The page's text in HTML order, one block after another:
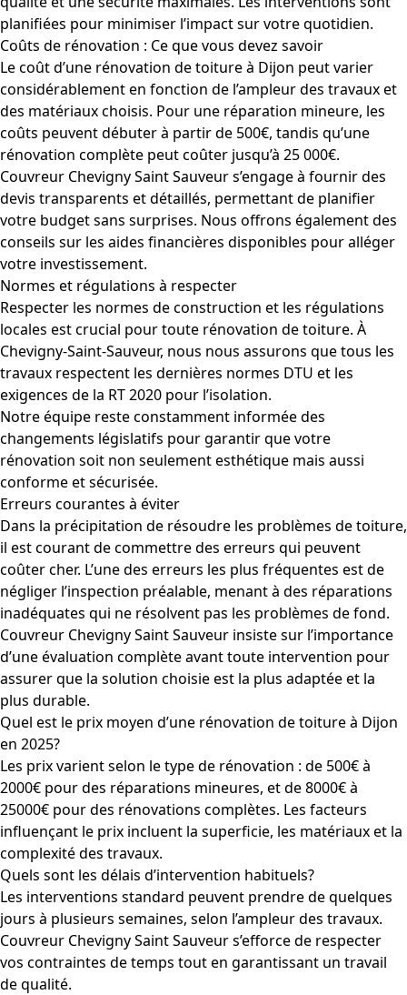
planifiées pour minimiser l’impact sur votre quotidien.
Coûts de rénovation : Ce que vous devez savoir
Le coût d’une rénovation de toiture à Dijon peut varier
considérablement en fonction de l’ampleur des travaux et
des matériaux choisis. Pour une réparation mineure, les
coûts peuvent débuter à partir de 500€, tandis qu’une
rénovation complète peut coûter jusqu’à 25 000€.
Couvreur Chevigny Saint Sauveur s’engage à fournir des
devis transparents et détaillés, permettant de planifier
votre budget sans surprises. Nous offrons également des
conseils sur les aides financières disponibles pour alléger
votre investissement.
Normes et régulations à respecter
Respecter les normes de construction et les régulations
locales est crucial pour toute rénovation de toiture. À
Chevigny-Saint-Sauveur, nous nous assurons que tous les
travaux respectent les dernières normes DTU et les
exigences de la RT 2020 pour l’isolation.
Notre équipe reste constamment informée des
changements législatifs pour garantir que votre
rénovation soit non seulement esthétique mais aussi
conforme et sécurisée.
Erreurs courantes à éviter
Dans la précipitation de résoudre les problèmes de toiture,
il est courant de commettre des erreurs qui peuvent
coûter cher. L’une des erreurs les plus fréquentes est de
négliger l’inspection préalable, menant à des réparations
inadéquates qui ne résolvent pas les problèmes de fond.
Couvreur Chevigny Saint Sauveur insiste sur l’importance
d’une évaluation complète avant toute intervention pour
assurer que la solution choisie est la plus adaptée et la
plus durable.
Quel est le prix moyen d’une rénovation de toiture à Dijon
en 2025?
Les prix varient selon le type de rénovation : de 500€ à
2000€ pour des réparations mineures, et de 8000€ à
25000€ pour des rénovations complètes. Les facteurs
influençant le prix incluent la superficie, les matériaux et la
complexité des travaux.
Quels sont les délais d’intervention habituels?
Les interventions standard peuvent prendre de quelques
jours à plusieurs semaines, selon l’ampleur des travaux.
Couvreur Chevigny Saint Sauveur s’efforce de respecter
vos contraintes de temps tout en garantissant un travail
de qualité.